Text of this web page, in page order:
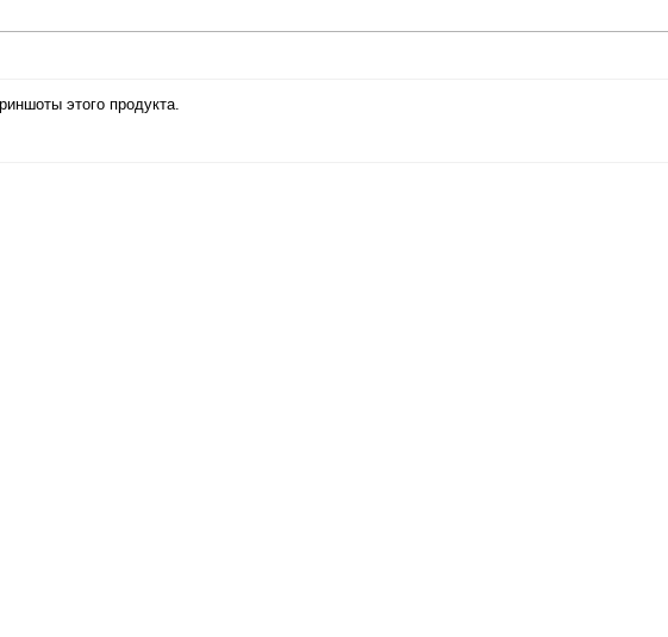
этого продукта.